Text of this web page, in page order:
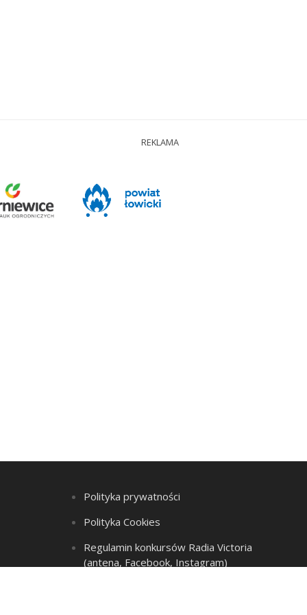
REKLAMA
Polityka prywatności
Polityka Cookies
Regulamin konkursów Radia Victoria
(antena, Facebook, Instagram)